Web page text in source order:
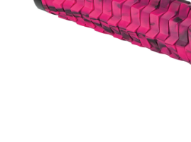
Saboti de frana